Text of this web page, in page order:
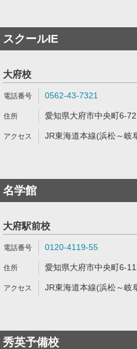
スクールIE
大府校
0562-43-7321
愛知県大府市中央町6-
JR東海道本線(浜松～岐
名学館
大府駅前校
0120-4119-55
愛知県大府市中央町6-
JR東海道本線(浜松～岐
秀英予備校